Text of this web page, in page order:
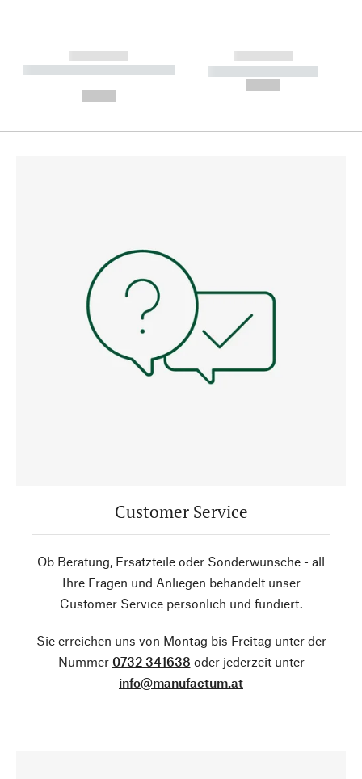
------------
----------- ----------- --------
------------
----------- -----------
Customer Service
Ob Beratung, Ersatzteile oder Sonderwünsche - all
Ihre Fragen und Anliegen behandelt unser
Customer Service persönlich und fundiert.
Sie erreichen uns von Montag bis Freitag unter der
Nummer 0732 341638 oder jederzeit unter
info@manufactum.at